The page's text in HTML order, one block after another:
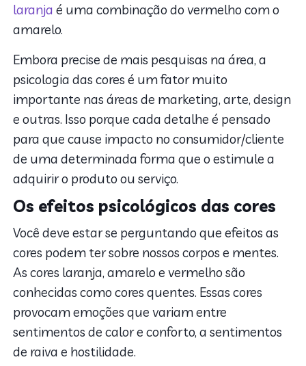
laranja é uma combinação do vermelho com o
amarelo.
Embora precise de mais pesquisas na área, a
psicologia das cores é um fator muito
importante nas áreas de marketing, arte, design
e outras. Isso porque cada detalhe é pensado
para que cause impacto no consumidor/cliente
de uma determinada forma que o estimule a
adquirir o produto ou serviço.
Os efeitos psicológicos das cores
Você deve estar se perguntando que efeitos as
cores podem ter sobre nossos corpos e mentes.
As cores laranja, amarelo e vermelho são
conhecidas como cores quentes. Essas cores
provocam emoções que variam entre
sentimentos de calor e conforto, a sentimentos
de raiva e hostilidade.